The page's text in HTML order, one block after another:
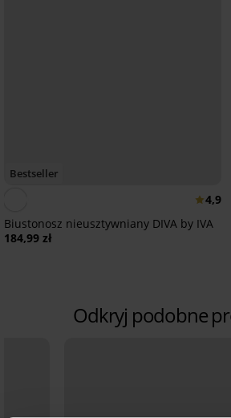
Bestseller
4,9
Biustonosz nieusztywniany DIVA by IVA
184,99 zł
Odkryj podobne